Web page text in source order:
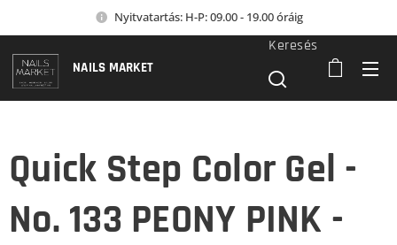
Nyitvatartás: H-P: 09.00 - 19.00 óráig
NAILS MARKET
Keresés
Quick Step Color Gel -
No. 133 PEONY PINK -